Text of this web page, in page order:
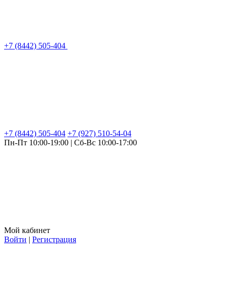
+7 (8442) 505-404
+7 (8442) 505-404 +7 (927) 510-54-04
Пн-Пт 10:00-19:00 | Сб-Вс 10:00-17:00
Мой кабинет
Войти | Регистрация